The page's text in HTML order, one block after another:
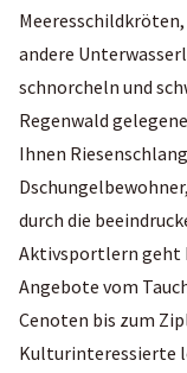
andere
schnorcheln und
Regenwald
Ihnen
durch die
Aktivsportlern geht
Angebote vom
Cenoten bis zum
Kulturinteressierte